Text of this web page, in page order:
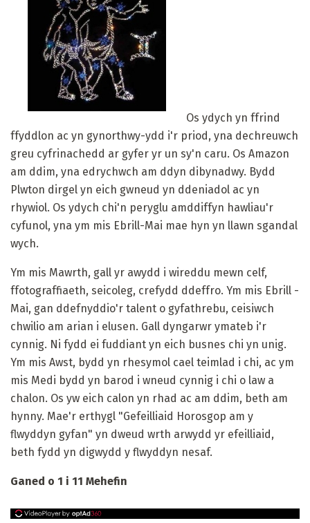
Os ydych yn ffrind
ffyddlon ac yn gynorthwy-ydd i'r priod, yna dechreuwch
greu cyfrinachedd ar gyfer yr un sy'n caru. Os Amazon
am ddim, yna edrychwch am ddyn dibynadwy. Bydd
Plwton dirgel yn eich gwneud yn ddeniadol ac yn
rhywiol. Os ydych chi'n peryglu amddiffyn hawliau'r
cyfunol, yna ym mis Ebrill-Mai mae hyn yn llawn sgandal
wych.
Ym mis Mawrth, gall yr awydd i wireddu mewn celf,
ffotograffiaeth, seicoleg, crefydd ddeffro. Ym mis Ebrill -
Mai, gan ddefnyddio'r talent o gyfathrebu, ceisiwch
chwilio am arian i elusen. Gall dyngarwr ymateb i'r
cynnig. Ni fydd ei fuddiant yn eich busnes chi yn unig.
Ym mis Awst, bydd yn rhesymol cael teimlad i chi, ac ym
mis Medi bydd yn barod i wneud cynnig i chi o law a
chalon. Os yw eich calon yn rhad ac am ddim, beth am
hynny. Mae'r erthygl "Gefeilliaid Horosgop am y
flwyddyn gyfan" yn dweud wrth arwydd yr efeilliaid,
beth fydd yn digwydd y flwyddyn nesaf.
Ganed o 1 i 11 Mehefin